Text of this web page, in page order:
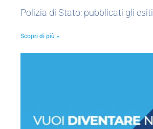
Polizia di Stato: pubblicati gli
Scopri di più »